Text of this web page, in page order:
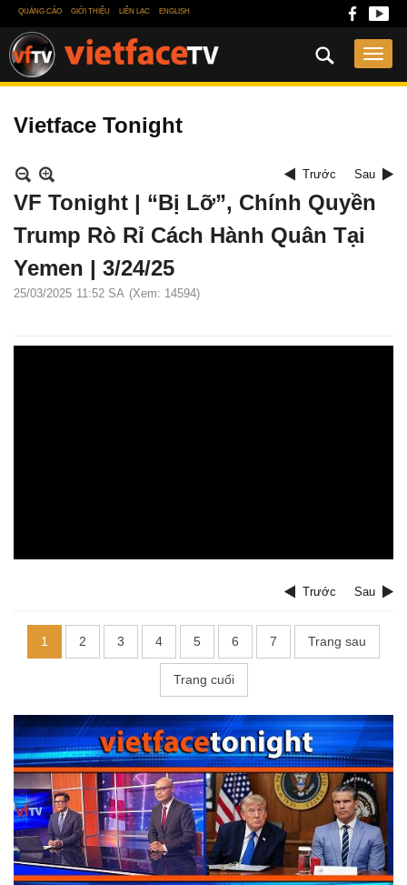
QUẢNG CÁO GIỚI THIỆU LIÊN LẠC ENGLISH
Vietface Tonight
Trước Sau
VF Tonight | “Bị Lỡ”, Chính Quyền
Trump Rò Rỉ Cách Hành Quân Tại
Yemen | 3/24/25
25/03/2025 11:52 SA (Xem: 14594)
Trước Sau
1 2 3 4 5 6 7 Trang sau
Trang cuối